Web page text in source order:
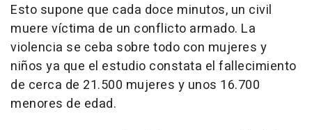
Esto supone que cada doce minutos, un civil
muere víctima de un conflicto armado. La
violencia se ceba sobre todo con mujeres y
niños ya que el estudio constata el fallecimiento
de cerca de 21.500 mujeres y unos 16.700
menores de edad.